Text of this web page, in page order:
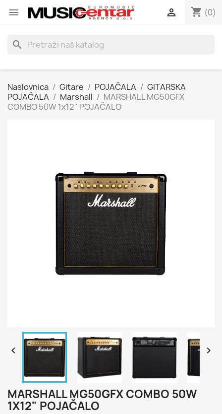
 shopping_cart (0)

search
Naslovnica Gitare POJAČALA
GITARSKA
POJAČALA
Marshall
MARSHALL MG50GFX
COMBO 50W 1x12" POJAČALO
 
MARSHALL MG50GFX COMBO 50W
1X12" POJAČALO